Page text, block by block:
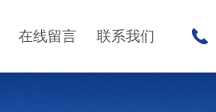
在线留言 联系我们